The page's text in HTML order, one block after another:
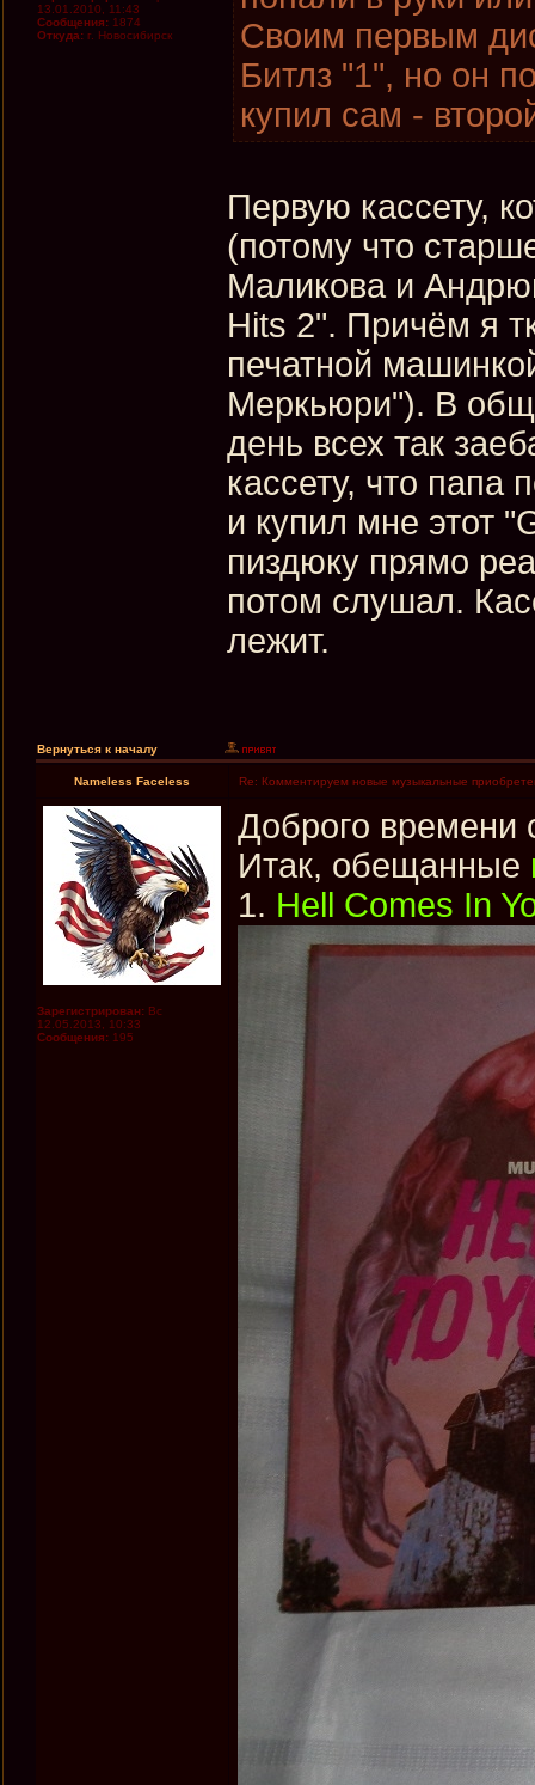
13.01.2010, 11:43
Сообщения: 1874
Откуда: г. Новосибирск
Своим первым
Битлз "1", но он
купил сам -
Первую кассету,
(потому что
Маликова и
Hits 2". Причём я
печатной
Меркьюри"). В
день всех так
кассету, что
и купил мне этот
пиздюку прямо
потом слушал.
лежит.
Вернуться к началу
Nameless Faceless Re: Комментируем новые музыкальные
Зарегистрирован: Вс
12.05.2013, 10:33
Сообщения: 195
Доброго времени
Итак, обещанные
1. Hell Comes In